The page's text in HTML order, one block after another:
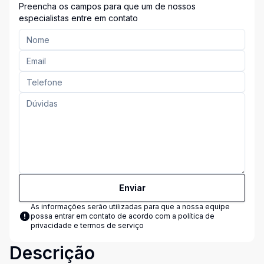
Preencha os campos para que um de nossos
especialistas entre em contato
Enviar
As informações serão utilizadas para que a nossa equipe
possa entrar em contato de acordo com a política de
privacidade e termos de serviço
Descrição